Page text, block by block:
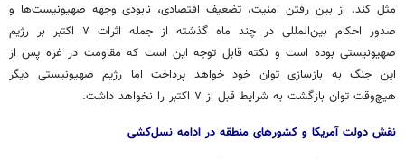
مثل کند. از بین رفتن امنیت، تضعیف اقتصادی، نابودی وجهه صهیونیست‌ها و
صدور احکام بین‌المللی در چند ماه گذشته از جمله اثرات ۷ اکتبر بر رژیم
صهیونیستی بوده است و نکته قابل توجه این است که مقاومت در غزه پس از
این جنگ به بازسازی توان خود خواهد پرداخت اما رژیم صهیونیستی دیگر
هیچ‌وقت توان بازگشت به شرایط قبل از ۷ اکتبر را نخواهد داشت.
نقش دولت آمریکا و کشورهای منطقه در ادامه نسل‌کشی